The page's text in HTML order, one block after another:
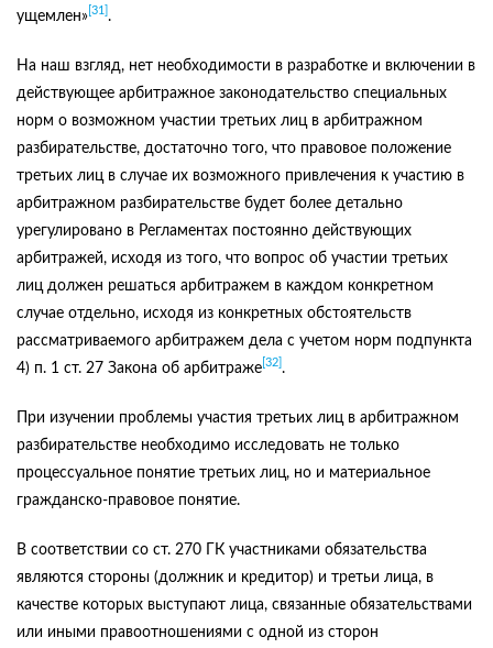
ущемлен» [31] .
На наш взгляд, нет необходимости в разработке и включении в
действующее арбитражное законодательство специальных
норм о возможном участии третьих лиц в арбитражном
разбирательстве, достаточно того, что правовое положение
третьих лиц в случае их возможного привлечения к участию в
арбитражном разбирательстве будет более детально
урегулировано в Регламентах постоянно действующих
арбитражей, исходя из того, что вопрос об участии третьих
лиц должен решаться арбитражем в каждом конкретном
случае отдельно, исходя из конкретных обстоятельств
рассматриваемого арбитражем дела с учетом норм подпункта
4) п. 1 ст. 27 Закона об арбитраже [32] .
При изучении проблемы участия третьих лиц в арбитражном
разбирательстве необходимо исследовать не только
процессуальное понятие третьих лиц, но и материальное
гражданско-правовое понятие.
В соответствии со ст. 270 ГК участниками обязательства
являются стороны (должник и кредитор) и третьи лица, в
качестве которых выступают лица, связанные обязательствами
или иными правоотношениями с одной из сторон